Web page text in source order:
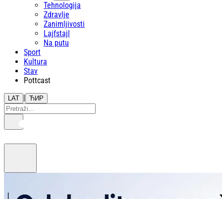
Tehnologija
Zdravlje
Zanimljivosti
Lajfstajl
Na putu
Sport
Kultura
Stav
Pottcast
LAT | ЋИР